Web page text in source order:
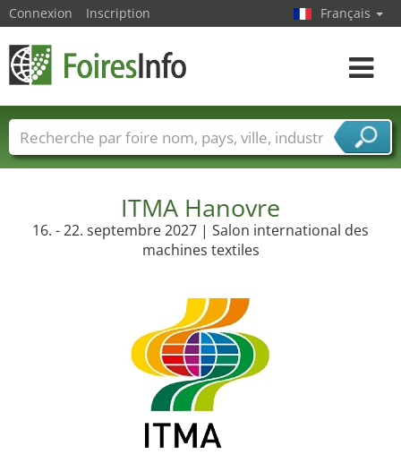
ITMA Hanovre
16. - 22. septembre 2027 | Salon international des
machines textiles
Connexion Inscription Français
Toggle
Foire noms Pays Villes
Secteurs de foire